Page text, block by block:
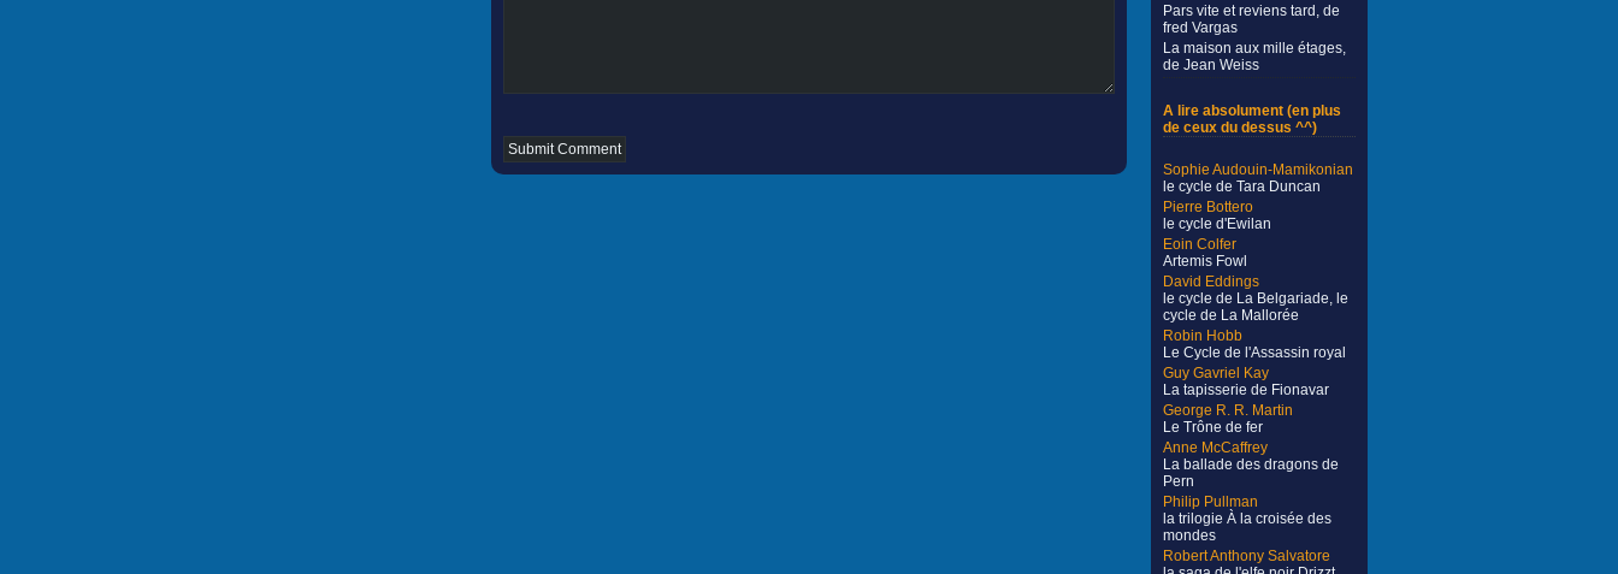
Pars vite et reviens tard, de
fred Vargas
La maison aux mille étages,
de Jean Weiss
A lire absolument (en plus
de ceux du dessus ^^)
Sophie Audouin-Mamikonian
le cycle de Tara Duncan
Pierre Bottero
le cycle d'Ewilan
Eoin Colfer
Artemis Fowl
David Eddings
le cycle de La Belgariade, le
cycle de La Mallorée
Robin Hobb
Le Cycle de l'Assassin royal
Guy Gavriel Kay
La tapisserie de Fionavar
George R. R. Martin
Le Trône de fer
Anne McCaffrey
La ballade des dragons de
Pern
Philip Pullman
la trilogie À la croisée des
mondes
Robert Anthony Salvatore